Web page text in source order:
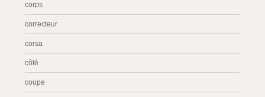
corps
correcteur
corsa
côté
coupe